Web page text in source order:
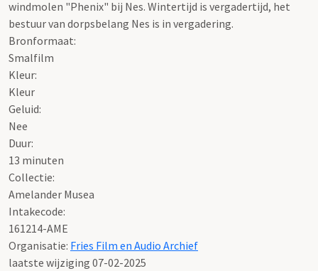
windmolen "Phenix" bij Nes. Wintertijd is vergadertijd, het
bestuur van dorpsbelang Nes is in vergadering.
Bronformaat:
Smalfilm
Kleur:
Kleur
Geluid:
Nee
Duur:
13 minuten
Collectie:
Amelander Musea
Intakecode:
161214-AME
Organisatie: Fries Film en Audio Archief
laatste wijziging 07-02-2025